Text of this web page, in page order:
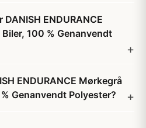
ENDURANCE
100 % Genanvendt
ENDURANCE Mørkegrå
Genanvendt Polyester?